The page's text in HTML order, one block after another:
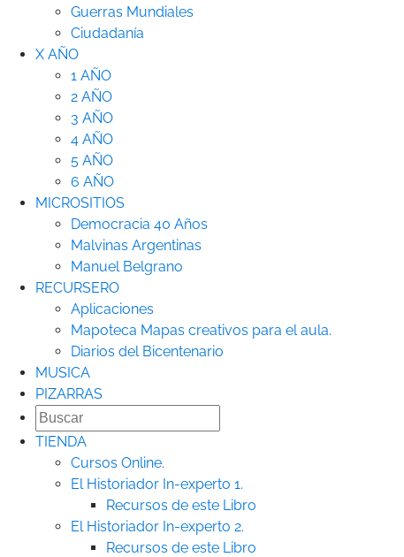
Guerras Mundiales
Ciudadanía
X AÑO
1 AÑO
2 AÑO
3 AÑO
4 AÑO
5 AÑO
6 AÑO
MICROSITIOS
Democracia 40 Años
Malvinas Argentinas
Manuel Belgrano
RECURSERO
Aplicaciones
Mapoteca Mapas creativos para el aula.
Diarios del Bicentenario
MUSICA
PIZARRAS
TIENDA
Cursos Online.
El Historiador In-experto 1.
Recursos de este Libro
El Historiador In-experto 2.
Recursos de este Libro